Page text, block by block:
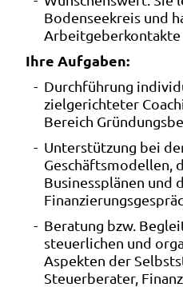
Bodenseekreis und
Arbeitgeberkontakte
Ihre Aufgaben:
Durchführung
zielgerichteter
Bereich
Unterstützung bei
Geschäftsmodellen,
Businessplänen und
Beratung bzw.
steuerlichen und
Aspekten der
Steuerberater,